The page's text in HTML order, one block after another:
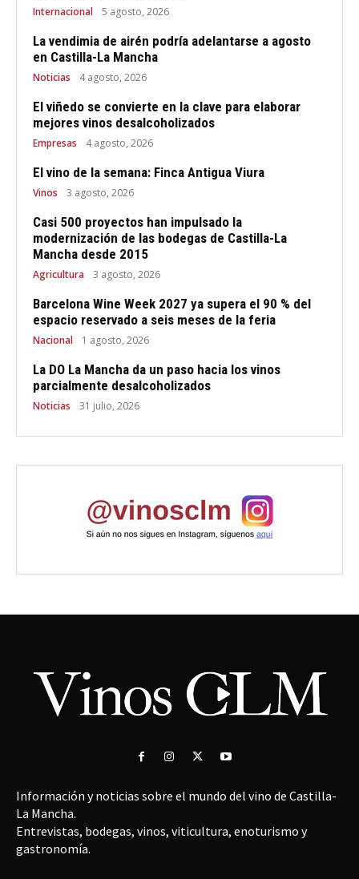
Internacional 5 agosto, 2026
La vendimia de airén podría adelantarse a agosto
en Castilla-La Mancha
Noticias 4 agosto, 2026
El viñedo se convierte en la clave para elaborar
mejores vinos desalcoholizados
Empresas 4 agosto, 2026
El vino de la semana: Finca Antigua Viura
Vinos 3 agosto, 2026
Casi 500 proyectos han impulsado la
modernización de las bodegas de Castilla-La
Mancha desde 2015
Agricultura 3 agosto, 2026
Barcelona Wine Week 2027 ya supera el 90 % del
espacio reservado a seis meses de la feria
Nacional 1 agosto, 2026
La DO La Mancha da un paso hacia los vinos
parcialmente desalcoholizados
Noticias 31 julio, 2026
Información y noticias sobre el mundo del vino de Castilla-
La Mancha.
Entrevistas, bodegas, vinos, viticultura, enoturismo y
gastronomía.